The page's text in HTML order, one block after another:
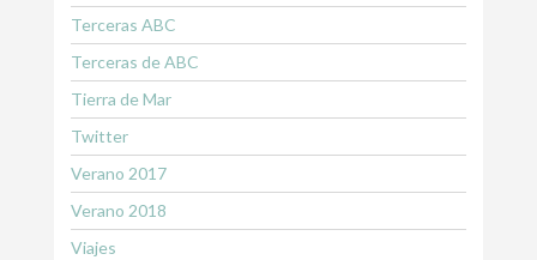
Terceras ABC
Terceras de ABC
Tierra de Mar
Twitter
Verano 2017
Verano 2018
Viajes